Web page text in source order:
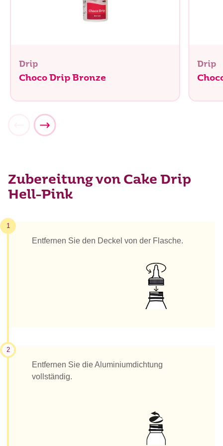
Drip
Choco Drip Bronze
Drip
Zubereitung von Cake Drip
Hell-Pink
1
Entfernen Sie den Deckel von der Flasche.
2
Entfernen Sie die Aluminiumdichtung
vollständig.